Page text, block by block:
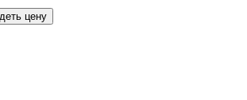
цену